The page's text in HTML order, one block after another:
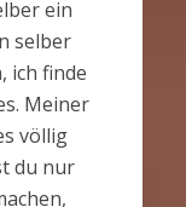
ein
selber
ich finde
Meiner
völlig
du nur